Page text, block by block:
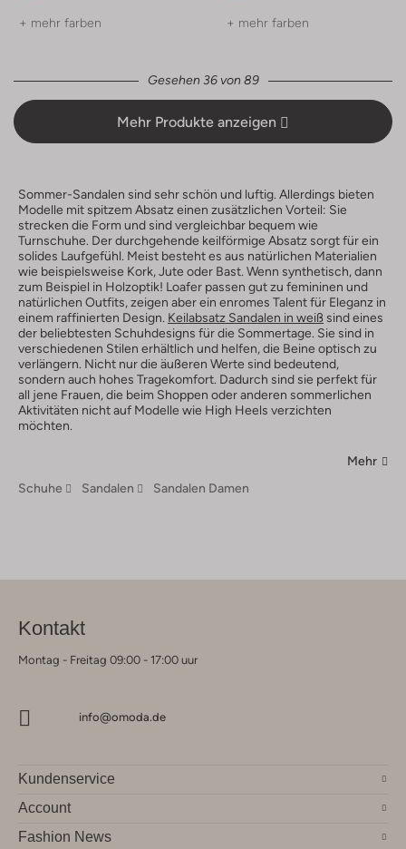
+ mehr farben + mehr farben
Gesehen 36 von 89
Mehr Produkte anzeigen
Sommer-Sandalen sind sehr schön und luftig. Allerdings bieten
Modelle mit spitzem Absatz einen zusätzlichen Vorteil: Sie
strecken die Form und sind vergleichbar bequem wie
Turnschuhe. Der durchgehende keilförmige Absatz sorgt für ein
solides Laufgefühl. Meist besteht es aus natürlichen Materialien
wie beispielsweise Kork, Jute oder Bast. Wenn synthetisch, dann
zum Beispiel in Holzoptik! Loafer passen gut zu femininen und
natürlichen Outfits, zeigen aber ein enromes Talent für Eleganz in
einem raffinierten Design. Keilabsatz Sandalen in weißsind eines
der beliebtesten Schuhdesigns für die Sommertage. Sie sind in
verschiedenen Stilen erhältlich und helfen, die Beine optisch zu
verlängern. Nicht nur die äußeren Werte sind bedeutend,
sondern auch hohes Tragekomfort. Dadurch sind sie perfekt für
all jene Frauen, die beim Shoppen oder anderen sommerlichen
Aktivitäten nicht auf Modelle wie High Heels verzichten
möchten.
Mehr
Schuhe
Sandalen Sandalen Damen
Kontakt
Montag - Freitag 09:00 - 17:00 uur
info@omoda.de
Kundenservice
Account
Fashion News